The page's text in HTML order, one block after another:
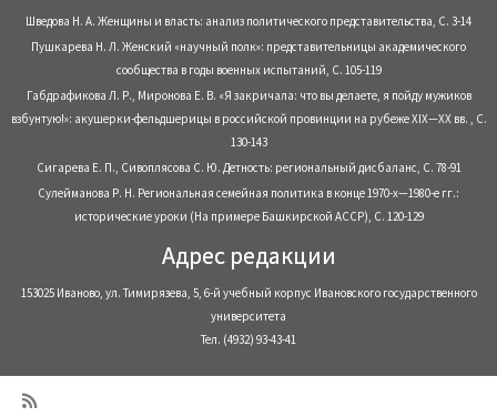
Шведова Н. А. Женщины и власть: анализ политического представительства, С. 3-14
Пушкарева Н. Л. Женский «научный полк»: представительницы академического
сообщества в годы военных испытаний, С. 105-119
Габдрафикова Л. Р., Миронова Е. В. «Я закричала: что вы делаете, я пойду мужиков
взбунтую!»: акушерки-фельдшерицы в российской провинции на рубеже XIX—XX вв. , С.
130-143
Сигарева Е. П., Сивоплясова С. Ю. Детность: региональный дисбаланс, С. 78-91
Сулейманова Р. Н. Региональная семейная политика в конце 1970-х—1980-е гг.:
исторические уроки (На примере Башкирской АССР), С. 120-129
Адрес редакции
153025 Иваново, ул. Тимирязева, 5, 6-й учебный корпус Ивановского государственного
университета
Тел. (4932) 93-43-41